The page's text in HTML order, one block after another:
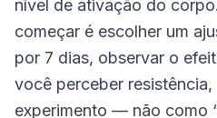
nível de ativação do
começar é escolher um
por 7 dias, observar o
você perceber
experimento — não como